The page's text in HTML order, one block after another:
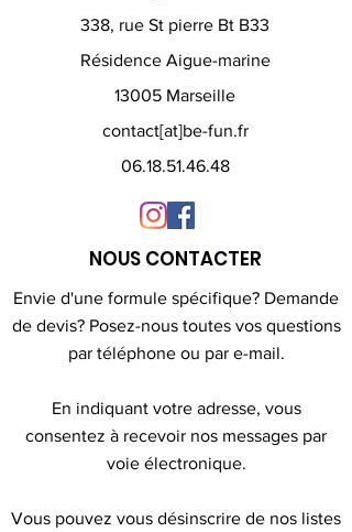
338, rue St pierre Bt B33
Résidence Aigue-marine
13005 Marseille
contact[at]be-fun.fr
06.18.51.46.48
NOUS CONTACTER
Envie d'une formule spécifique? Demande
de devis? Posez-nous toutes vos questions
par téléphone ou par e-mail.
En indiquant votre adresse, vous
consentez à recevoir nos messages par
voie électronique.
Vous pouvez vous désinscrire de nos listes